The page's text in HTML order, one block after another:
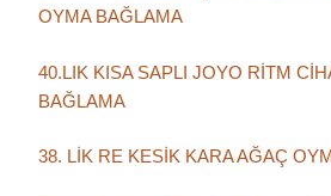
OYMA BAĞLAMA
40.LIK KISA SAPLI JOYO RİTM
BAĞLAMA
38. LİK RE KESİK KARA AĞAÇ